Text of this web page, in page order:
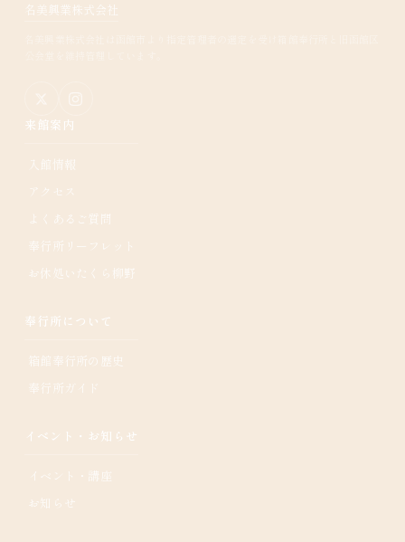
名美興業株式会社
来館案内
入館情報
アクセス
よくあるご質問
奉行所リーフレット
お休処いたくら柳野
奉行所について
箱館奉行所の歴史
奉行所ガイド
イベント・お知らせ
イベント・講座
お知らせ